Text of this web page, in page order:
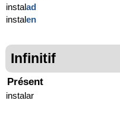
instalad
instalen
Infinitif
Présent
instalar